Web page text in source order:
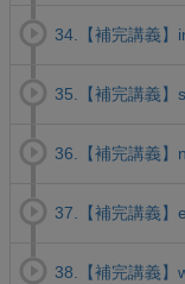
34.【補完講義】
35.【補完講義】
36.【補完講義】
37.【補完講義】
38.【補完講義】